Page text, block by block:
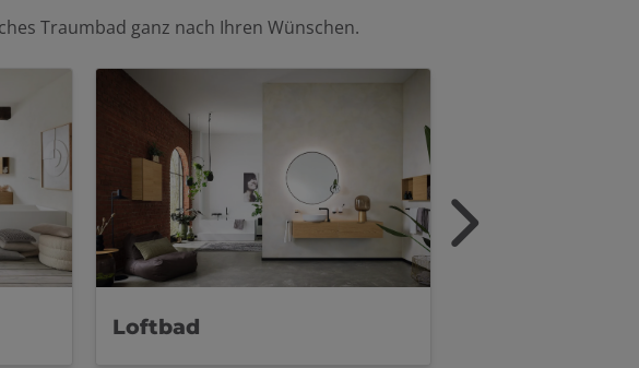
Traumbad ganz nach Ihren Wünschen.
Loftbad